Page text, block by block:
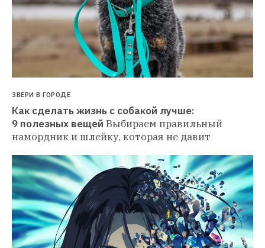
ЗВЕРИ В ГОРОДЕ
Как сделать жизнь с собакой лучше:
9 полезных вещей Выбираем правильный
намордник и шлейку, которая не давит